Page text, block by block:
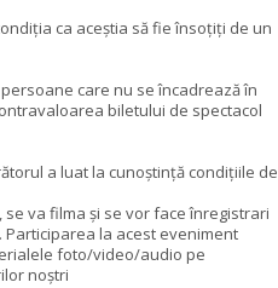
ca aceștia să fie însoțiți de un
care nu se încadrează în
biletului de spectacol
a luat la cunoștință condițiile de
va filma și se vor face înregistrari
la acest eveniment
foto/video/audio pe
noștri